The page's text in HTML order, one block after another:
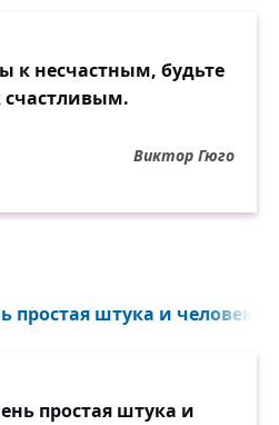
к несчастным, будьте
счастливым.
Виктор Гюго
простая штука и
простая штука и